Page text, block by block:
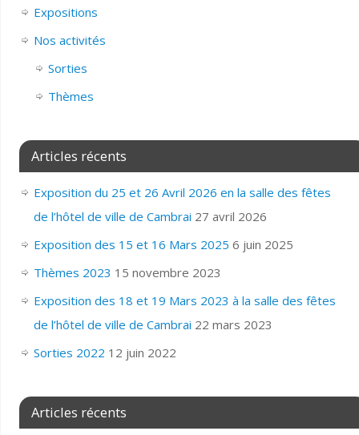
Expositions
Nos activités
Sorties
Thèmes
Articles récents
Exposition du 25 et 26 Avril 2026 en la salle des fêtes
de l’hôtel de ville de Cambrai 27 avril 2026
Exposition des 15 et 16 Mars 2025 6 juin 2025
Thèmes 2023 15 novembre 2023
Exposition des 18 et 19 Mars 2023 à la salle des fêtes
de l’hôtel de ville de Cambrai 22 mars 2023
Sorties 2022 12 juin 2022
Articles récents